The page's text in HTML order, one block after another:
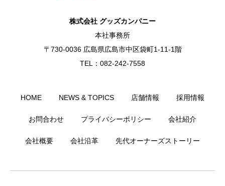
株式会社 グッズカンパニー
本社事務所
〒730-0036 広島県広島市中区袋町1-11-1階
TEL：082-242-7558
HOME NEWS & TOPICS 店舗情報 採用情報
お問合わせ プライバシーポリシー 会社紹介
会社概要 会社沿革 先代オーナーズストーリー